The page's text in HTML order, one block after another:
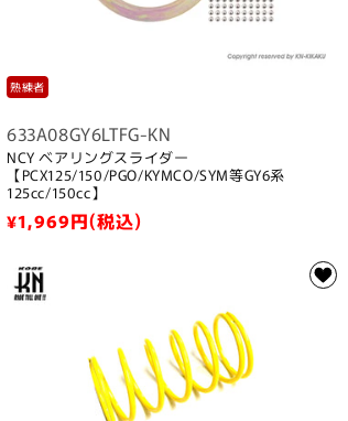
熟練者
633A08GY6LTFG-KN
NCY ベアリングスライダー
【PCX125/150/PGO/KYMCO/SYM等GY6系
125cc/150cc】
通
価
格
¥1,969円(税込)